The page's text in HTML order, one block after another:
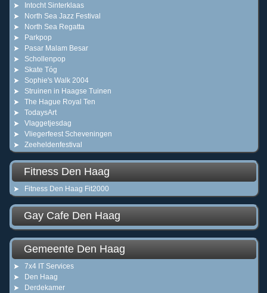
Intocht Sinterklaas
North Sea Jazz Festival
North Sea Regatta
Parkpop
Pasar Malam Besar
Schollenpop
Skate Tóg
Sophie's Walk 2004
Struinen in Haagse Tuinen
The Hague Royal Ten
TodaysArt
Vlaggetjesdag
Vliegerfeest Scheveningen
Zeeheldenfestival
Fitness Den Haag
Fitness Den Haag Fit2000
Gay Cafe Den Haag
Gemeente Den Haag
7x4 IT Services
Den Haag
Derdekamer